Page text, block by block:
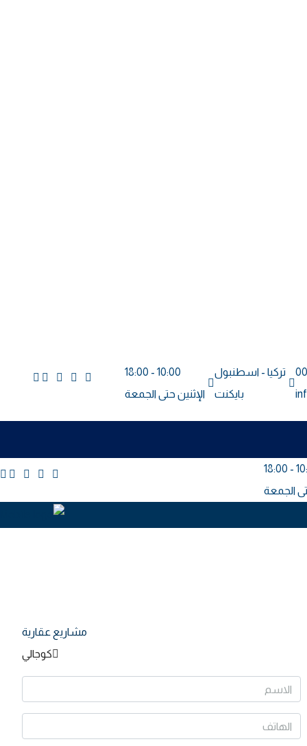
تركيا - اسطنبول
بايكنت
10:00 - 18:00
الإثنين حتى الجمعة
الجمعة
مشاريع عقارية
كوجالي